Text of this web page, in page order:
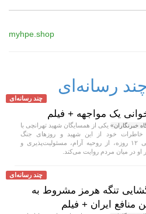
myhpe.shop
رسانه‌ای
چند رسانه‌ای
یک مواجهه + فیلم
خبرنگاران» یکی از همسایگان شهید تهرانچی با
خاطرات خود از این شهید و روز‌های جنگ
تحمیلی ۱۲ روزه، از روحیه آرام، مسئولیت‌پذیری و
در میان مردم روایت می‌کند.
چند رسانه‌ای
تنگه هرمز مشروط به
منافع ایران + فیلم